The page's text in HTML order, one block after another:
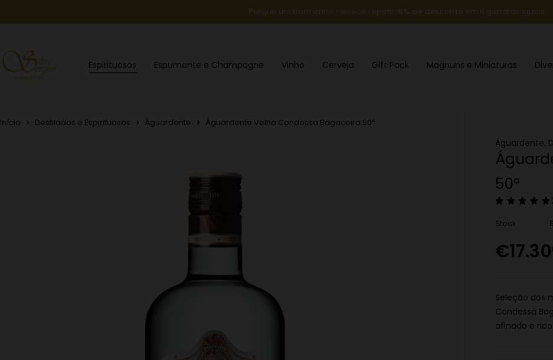
Porque um bom vinho merece repetir: 5% de desconto em 6 garrafas iguais
Espirituosos Espumante e Champagne Vinho Cerveja Gift Pack Magnuns e Miniaturas
Início Destilados e Espirituosos Águardente Águardente Velha Condessa Bagaceira 50º
Águardente,
50º
Stock
€17.30
Seleção dos
Condessa
afinado e